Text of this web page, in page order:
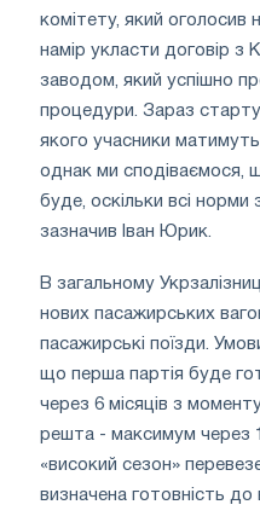
комітету, який
намір укласти договір з
заводом, який успішно
процедури. Зараз
якого учасники
однак ми сподіваємося,
буде, оскільки всі норми
зазначив Іван Юрик.
В загальному
нових пасажирських
пасажирські поїзди.
що перша партія буде
через 6 місяців з
решта - максимум через
«високий сезон»
визначена готовність до